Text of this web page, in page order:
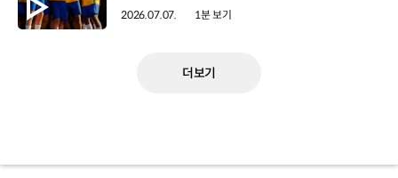
2026.07.07. 1분 보기
더보기